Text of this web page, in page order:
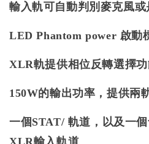
輸入軌可自動判別麥克風
LED Phantom power 啟動
XLR軌提供相位反轉選擇
150W的輸出功率，提供兩
一個STAT/ 軌道，以及一